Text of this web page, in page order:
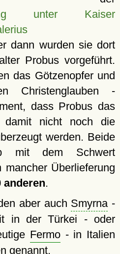
unter Kaiser
dann wurden sie dort
Probus vorgeführt.
das Götzenopfer und
Christenglauben -
dass Probus das
damit nicht noch die
werden. Beide
mit dem Schwert
mancher Überlieferung
anderen.
aber auch Smyrna-
in der Türkei - oder
Fermo- in Italien
genannt.